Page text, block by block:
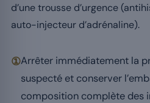
d’une trousse d’urgence
auto-injecteur d’adrénaline).
①Arrêter immédiatement la
suspecté et conserver
composition complète des